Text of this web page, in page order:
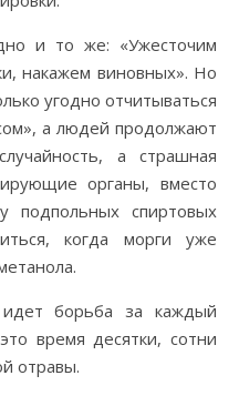
и то же: «Ужесточим
накажем виновных». Но
угодно отчитываться
а людей продолжают
а страшная
органы, вместо
подпольных спиртовых
когда морги уже
идет борьба за каждый
время десятки, сотни
отравы.